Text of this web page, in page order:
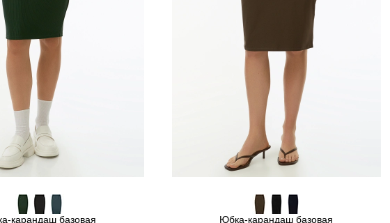
карандаш базовая
Юбка-карандаш базовая